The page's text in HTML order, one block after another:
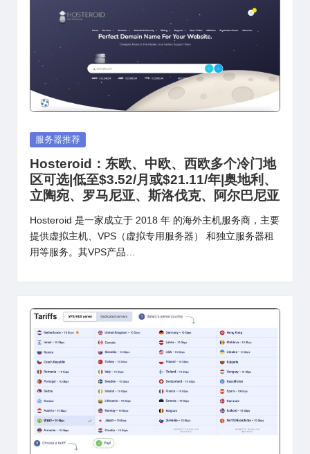
Posted
服务器推荐
Hosteroid：东欧、中欧、西欧多个冷门地
区可选|低至$3.52/月或$21.11/年|奥地利、
立陶宛、罗马尼亚、斯洛伐克、阿尔巴尼亚
Hosteroid 是一家成立于 2018 年 的海外主机服务商，主要
提供虚拟主机、VPS（虚拟专用服务器） 和独立服务器租
用等服务。其VPS产品…